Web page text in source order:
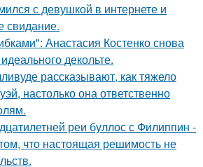
с девушкой в интернете и
свидание.
Анастасия Костенко снова
декольте.
рассказывают, как тяжело
настолько она ответственно
реи буллос с Филиппин -
что настоящая решимость не